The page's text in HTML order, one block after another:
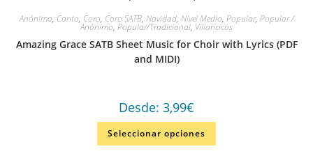
Anónimo, Canto, Coro, Coro SATB, Navidad, Nivel Medio, Popular, Popular /
Anónimo, Popular/Tradicional, Villancicos
Amazing Grace SATB Sheet Music for Choir with Lyrics (PDF
and MIDI)
Desde: 3,99€
Seleccionar opciones